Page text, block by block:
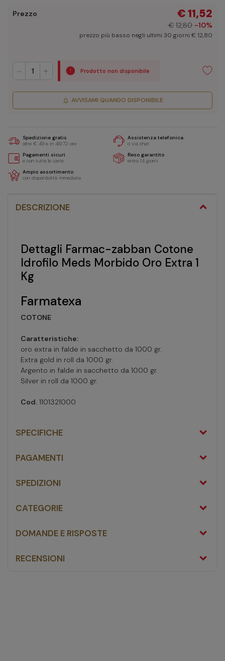
€ 11,52
€ 12,80 -10%
Prezzo
prezzo più basso negli ultimi 30 giorni € 12,80
- + Prodotto non disponibile
notifications AVVISAMI QUANDO DISPONIBILE
Spedizione gratis
oltre € 49 e in 48/72 ore
Assistenza telefonica
o via chat
Pagamenti sicuri
e con tutte le carte
Reso garantito
entro 14 giorni
Ampio assortimento
con disponibilità immediata
DESCRIZIONE
Dettagli Farmac-zabban Cotone
Idrofilo Meds Morbido Oro Extra 1
Kg
Farmatexa
COTONE
Caratteristiche:
oro extra in falde in sacchetto da 1000 gr.
Extra gold in roll da 1000 gr.
Argento in falde in sacchetto da 1000 gr.
Silver in roll da 1000 gr.
Cod. 1101321000
SPECIFICHE
PAGAMENTI
SPEDIZIONI
CATEGORIE
DOMANDE E RISPOSTE
RECENSIONI